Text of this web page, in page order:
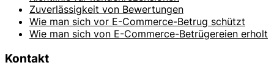
Zuverlässigkeit von Bewertungen
Wie man sich vor E-Commerce-Betrug schützt
Wie man sich von E-Commerce-Betrügereien erholt
Kontakt